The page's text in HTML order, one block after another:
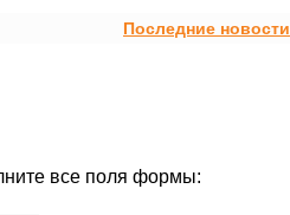
Последние новости
все поля формы: